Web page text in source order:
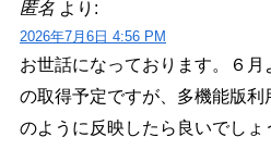
匿名 より:
2026年7月6日 4:56 PM
お世話になっております。６
の取得予定ですが、多機能版
のように反映したら良いでしょ